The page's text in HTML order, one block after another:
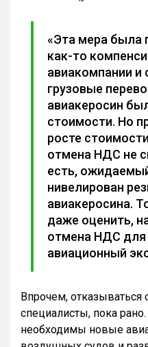
«Эта мера была
как-то
авиакомпании и
грузовые
авиакеросин
стоимости. Но
росте
отмена НДС не
есть,
нивелирован
авиакеросина.
даже оценить,
отмена НДС для
авиационный
Впрочем, отказываться
специалисты, пока
необходимы новые